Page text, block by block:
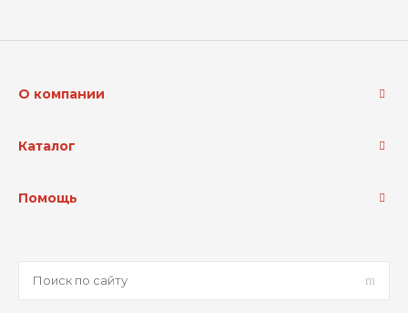
О компании
Каталог
Помощь